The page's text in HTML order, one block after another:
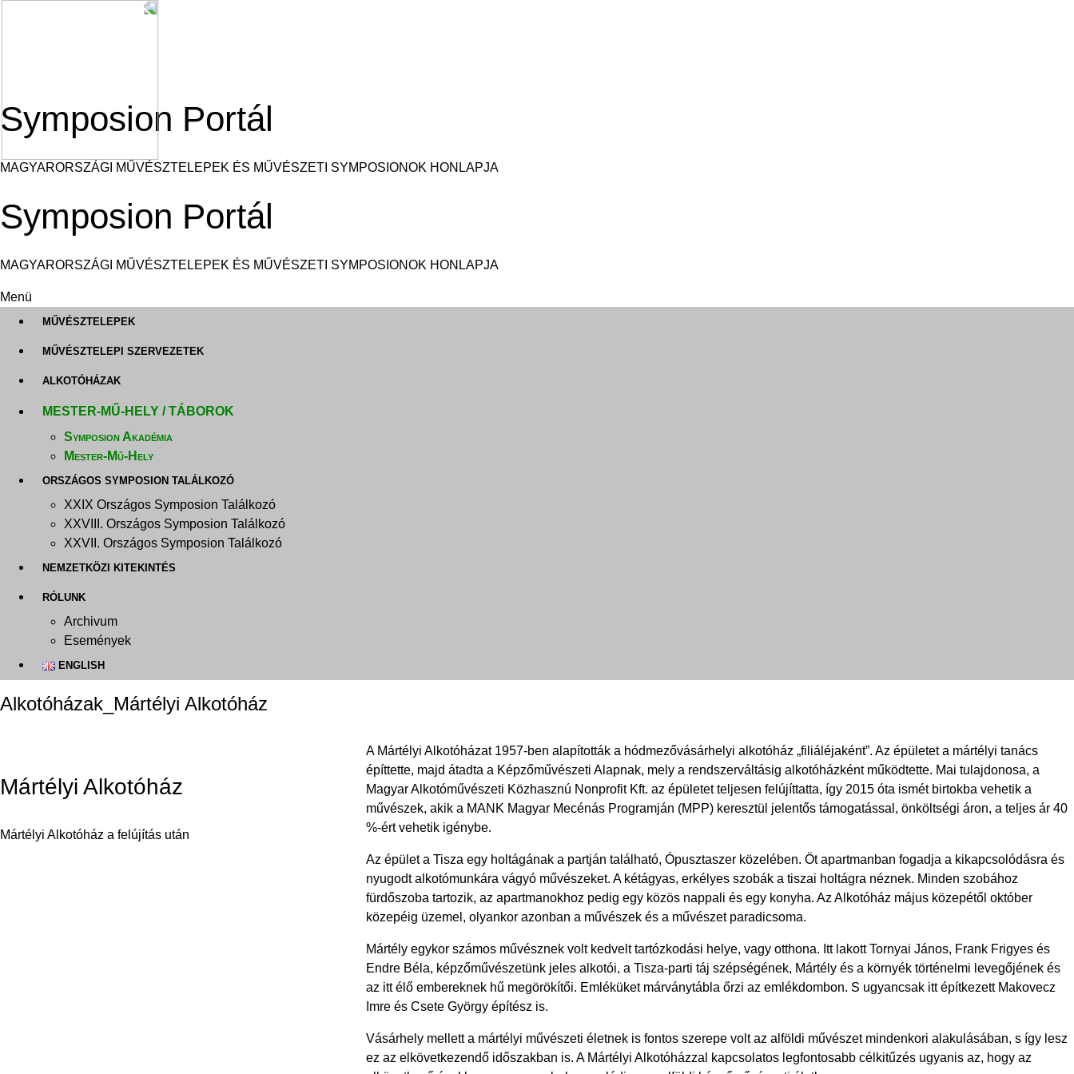
Symposion Portál
MAGYARORSZÁGI MŰVÉSZTELEPEK ÉS MŰVÉSZETI SYMPOSIONOK HONLAPJA
Symposion Portál
MAGYARORSZÁGI MŰVÉSZTELEPEK ÉS MŰVÉSZETI SYMPOSIONOK HONLAPJA
Menü
MŰVÉSZTELEPEK
MŰVÉSZTELEPI SZERVEZETEK
ALKOTÓHÁZAK
MESTER-MŰ-HELY / TÁBOROK
Symposion Akadémia
Mester-Mű-Hely
ORSZÁGOS SYMPOSION TALÁLKOZÓ
XXIX Országos Symposion Találkozó
XXVIII. Országos Symposion Találkozó
XXVII. Országos Symposion Találkozó
NEMZETKÖZI KITEKINTÉS
RÓLUNK
Archivum
Események
ENGLISH
Alkotóházak_Mártélyi Alkotóház
Mártélyi Alkotóház
Mártélyi Alkotóház a felújítás után
A Mártélyi Alkotóházat 1957-ben alapították a hódmezővásárhelyi alkotóház „filiáléjaként”. Az épületet a mártélyi tanács
építtette, majd átadta a Képzőművészeti Alapnak, mely a rendszerváltásig alkotóházként működtette. Mai tulajdonosa, a
Magyar Alkotóművészeti Közhasznú Nonprofit Kft. az épületet teljesen felújíttatta, így 2015 óta ismét birtokba vehetik a
művészek, akik a MANK Magyar Mecénás Programján (MPP) keresztül jelentős támogatással, önköltségi áron, a teljes ár 40
%-ért vehetik igénybe.
Az épület a Tisza egy holtágának a partján található, Ópusztaszer közelében. Öt apartmanban fogadja a kikapcsolódásra és
nyugodt alkotómunkára vágyó művészeket. A kétágyas, erkélyes szobák a tiszai holtágra néznek. Minden szobához
fürdőszoba tartozik, az apartmanokhoz pedig egy közös nappali és egy konyha. Az Alkotóház május közepétől október
közepéig üzemel, olyankor azonban a művészek és a művészet paradicsoma.
Mártély egykor számos művésznek volt kedvelt tartózkodási helye, vagy otthona. Itt lakott Tornyai János, Frank Frigyes és
Endre Béla, képzőművészetünk jeles alkotói, a Tisza-parti táj szépségének, Mártély és a környék történelmi levegőjének és
az itt élő embereknek hű megörökítői. Emléküket márványtábla őrzi az emlékdombon. S ugyancsak itt építkezett Makovecz
Imre és Csete György építész is.
Vásárhely mellett a mártélyi művészeti életnek is fontos szerepe volt az alföldi művészet mindenkori alakulásában, s így lesz
ez az elkövetkezendő időszakban is. A Mártélyi Alkotóházzal kapcsolatos legfontosabb célkitűzés ugyanis az, hogy az